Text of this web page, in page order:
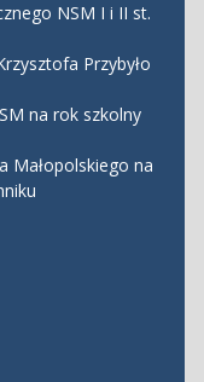
NSM I i II st.
Przybyło
na rok szkolny
Małopolskiego na